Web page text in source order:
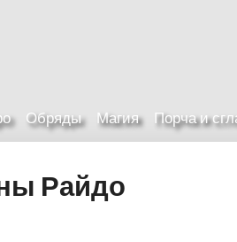
Обряды Магия Порча и
Райдо